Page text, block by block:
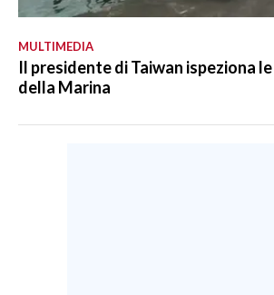
MULTIMEDIA
Il presidente di Taiwan ispeziona
della Marina